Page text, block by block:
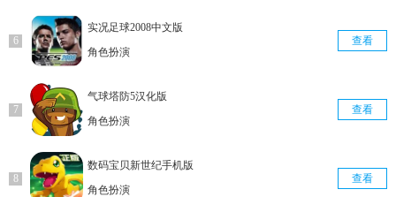
实况足球2008中文版
角色扮演
查看
气球塔防5汉化版
角色扮演
查看
数码宝贝新世纪手机版
角色扮演
查看